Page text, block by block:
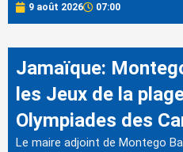
9 août 2026 07:00
Jamaïque:
les Jeux de la
Olympiades des
Le maire adjoint de Montego